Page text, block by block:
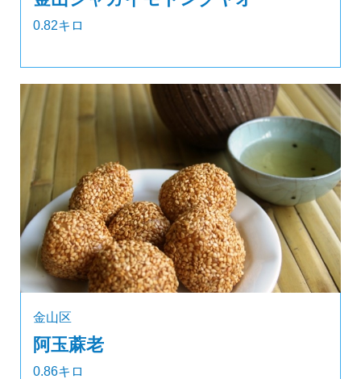
0.82キロ
金山区
阿玉蔴老
0.86キロ